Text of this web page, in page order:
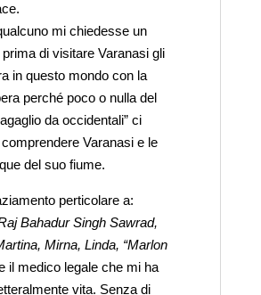
mi chiedesse un
di visitare Varanasi gli
in questo mondo con la
perché poco o nulla del
da occidentali” ci
Varanasi e le
del suo fiume.
perticolare a:
Bahadur Singh Sawrad,
Mirna, Linda, “Marlon
il medico legale che mi ha
vita. Senza di